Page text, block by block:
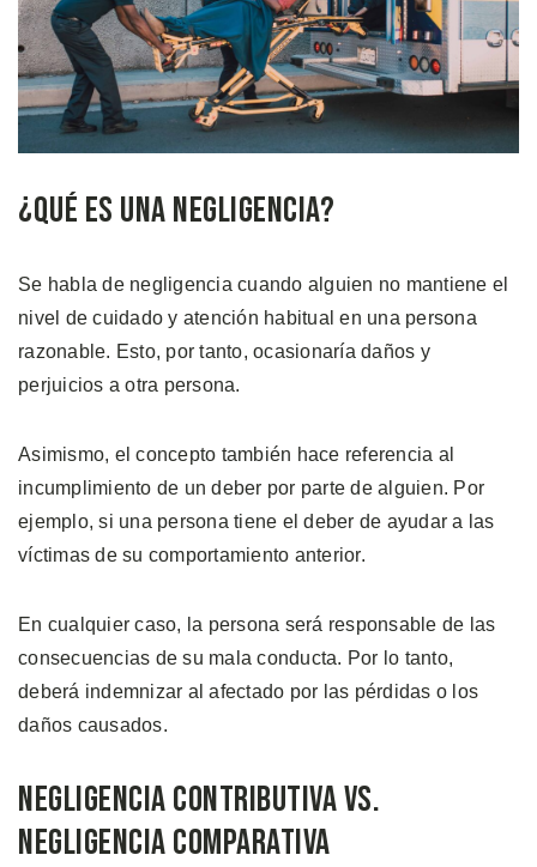
¿Qué es una Negligencia?
Se habla de negligencia cuando alguien no mantiene el
nivel de cuidado y atención habitual en una persona
razonable. Esto, por tanto, ocasionaría daños y
perjuicios a otra persona.
Asimismo, el concepto también hace referencia al
incumplimiento de un deber por parte de alguien. Por
ejemplo, si una persona tiene el deber de ayudar a las
víctimas de su comportamiento anterior.
En cualquier caso, la persona será responsable de las
consecuencias de su mala conducta. Por lo tanto,
deberá indemnizar al afectado por las pérdidas o los
daños causados.
Negligencia Contributiva Vs.
Negligencia Comparativa